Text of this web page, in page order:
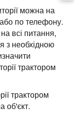
можна на
по телефону.
всі питання,
з необхідною
трактором
трактором
об'єкт.